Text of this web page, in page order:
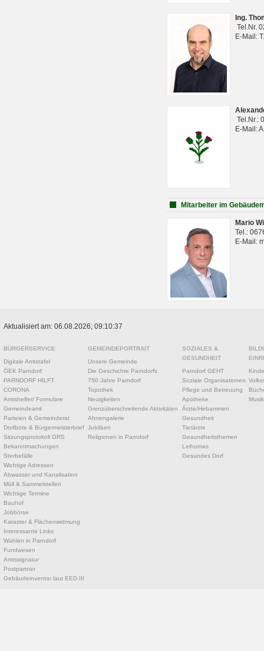
Ing.
Tel.Nr.
E-Mail:
Tel.Nr.:
E-Mail:
Mitarbeiter im
Mario
Tel.:
E-Mail:
Aktualisiert am: 06.08.2026; 09:10:37
BÜRGERSERVICE
Digitale Amtstafel
ÖEK Parndorf
PARNDORF HILFT
CORONA
Amtshelfer/ Formulare
Gemeindeamt
Parteien & Gemeinderat
Dorfbote & Bürgermeisterbrief
Sitzungsprotokoll GRS
Bekanntmachungen
Sterbefälle
Wichtige Adressen
Abwasser und Kanalisation
Müll & Sammelstellen
Wichtige Termine
Bauhof
Jobbörse
Kataster & Flächenwidmung
Interessante Links
Wahlen in Parndorf
Fundwesen
Amtssignatur
Postpartner
Gebäudeinventar laut EED III
GEMEINDEPORTRAIT
Unsere Gemeinde
Die Geschichte Parndorfs
750 Jahre Parndorf
Topothek
Neuigkeiten
Grenzüberschreitende Aktivitäten
Ahnengalerie
Jubiläen
Religionen in Parndorf
SOZIALES &
GESUNDHEIT
Parndorf GEHT
Soziale Organisationen
Pflege und Betreuung
Apotheke
Ärzte/Hebammen
Gesundheit
Tierärzte
Gesundheitsthemen
Leihomas
Gesundes Dorf